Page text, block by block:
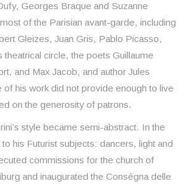
Georges Braque and Suzanne
of the Parisian avant-garde, including
Gleizes, Juan Gris, Pablo Picasso,
theatrical circle, the poets Guillaume
and Max Jacob, and author Jules
of his work did not provide enough to live
on the generosity of patrons.
style became semi-abstract. In the
his Futurist subjects: dancers, light and
commissions for the church of
and inaugurated the Conségna delle